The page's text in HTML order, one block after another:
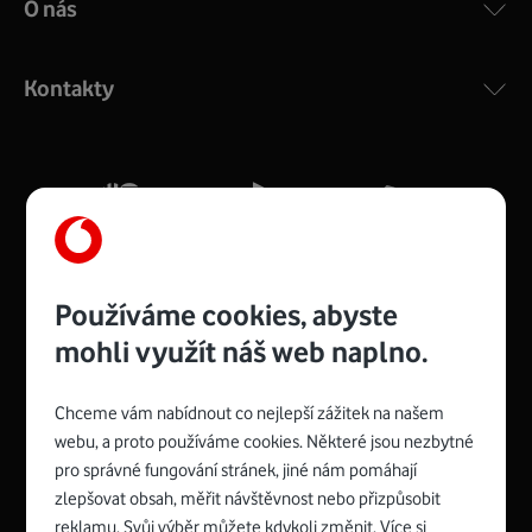
COMPAL CH7465VF
silný signál pro celou domácnost. Kompaktní rozměry 21
Více o COMPAL CH7465VF
Zyxel VMG8623-T50B:
Rozměry modemu jsou 16 x 22 x 7,5 cm (včetně stojánku)
Spojte se s Vodafonem
O nás
Kontakty
Používáme cookies, abyste
mohli využít náš web naplno.
Chceme vám nabídnout co nejlepší zážitek na našem
webu, a proto používáme cookies. Některé jsou nezbytné
pro správné fungování stránek, jiné nám pomáhají
zlepšovat obsah, měřit návštěvnost nebo přizpůsobit
reklamu. Svůj výběr můžete kdykoli změnit. Více si